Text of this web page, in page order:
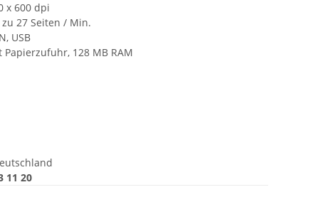
x 600 dpi
27 Seiten / Min.
USB
128 MB RAM
11 20